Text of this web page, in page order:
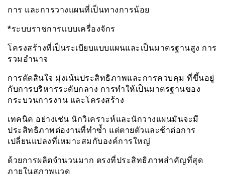
การ และการวางแผนที่เป็นทางการน้อย
*ระบบราชการเเบบเครื่องจักร
โครงสร้างที่เป็นระเบียบแบบแผนและเป็นมาตรฐานสูง การ
รวมอำนาจ
การตัดสินใจ มุ่งเน้นประสิทธิภาพและการควบคุม ที่ขึ้นอยู่
กับการบริหารระดับกลาง การทำให้เป็นมาตรฐานของ
กระบวนการงาน และโครงสร้าง
เทคนิค อย่างเช่น นักวิเคราะห์และนักวางแผนมันจะมี
ประสิทธิภาพต่องานที่ทำซ้ำ แต่ตายตัวและช้าต่อการ
เปลี่ยนแปลงที่เหมาะสมกับองค์การใหญ่
ด้วยการผลิตจำนวนมาก ตรงที่ประสิทธิภาพสำคัญที่สุด
ภายในสภาพแวด